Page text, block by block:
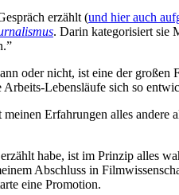
erzählt (und hier auch
. Darin kategorisiert sie
oder nicht, ist eine der
Lebensläufe sich so
Erfahrungen alles
habe, ist im Prinzip alles
Abschluss in
eine Promotion.